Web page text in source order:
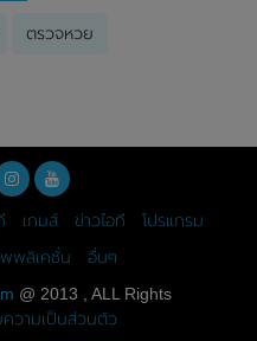
ตรวจหวย
เกมส์ ข่าวไอที
โปรแกรม
พลิเคชั่น
อื่นๆ
@ 2013 , ALL Rights
ความเป็นส่วนตัว